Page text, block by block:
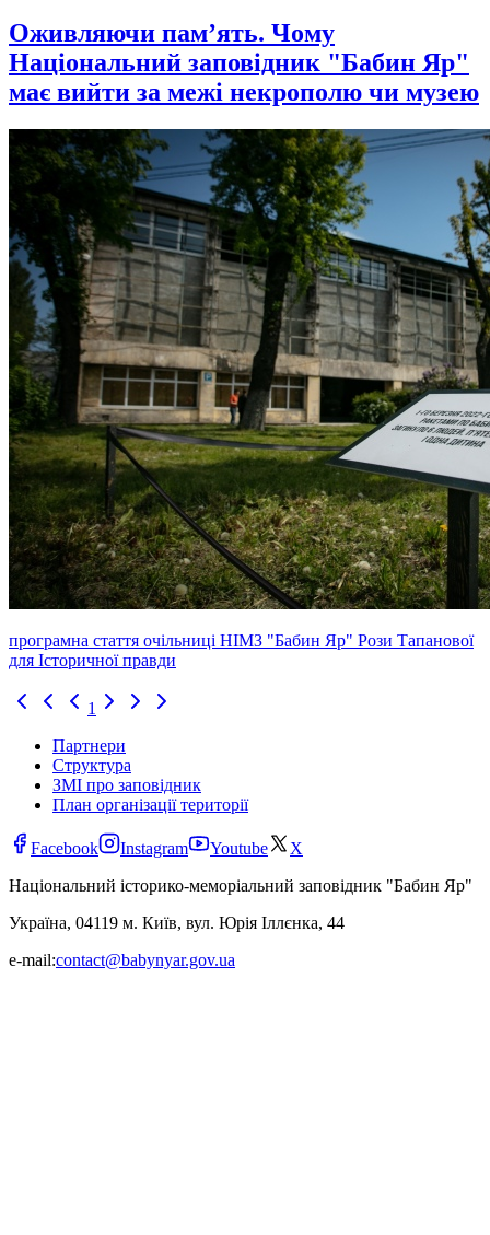
Оживляючи пам’ять. Чому
Національний заповідник "Бабин Яр"
має вийти за межі некрополю чи музею
програмна стаття очільниці НІМЗ "Бабин Яр" Рози Тапанової
для Історичної правди
1
Партнери
Структура
ЗМІ про заповідник
План організації території
Facebook Instagram Youtube
X
Національний історико-меморіальний заповідник "Бабин Яр"
Україна, 04119 м. Київ, вул. Юрія Іллєнка, 44
e-mail:contact@babynyar.gov.ua